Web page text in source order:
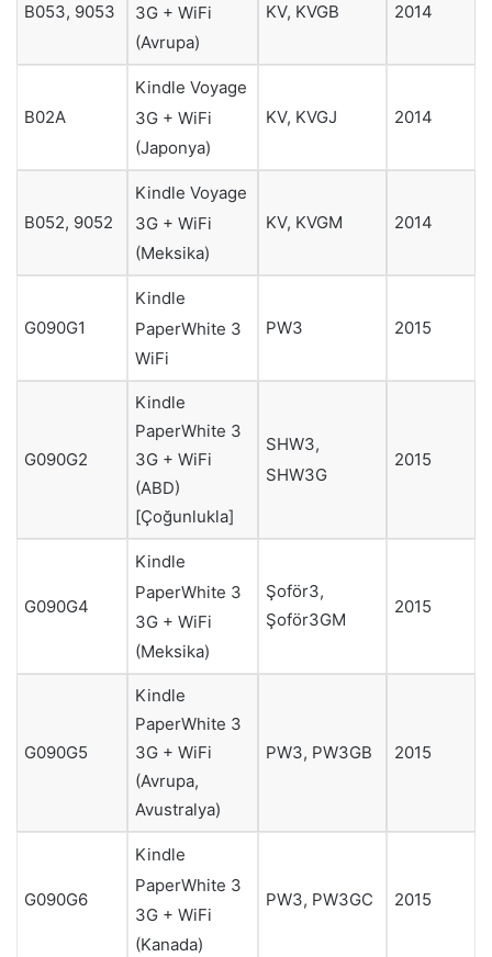
B053, 9053
3G + WiFi
(Avrupa)
KV, KVGB 2014
B02A
Kindle Voyage
3G + WiFi
(Japonya)
KV, KVGJ 2014
B052, 9052
Kindle Voyage
3G + WiFi
(Meksika)
KV, KVGM 2014
G090G1
Kindle
PaperWhite 3
WiFi
PW3 2015
G090G2
Kindle
PaperWhite 3
3G + WiFi
(ABD)
[Çoğunlukla]
SHW3,
SHW3G
2015
G090G4
Kindle
PaperWhite 3
3G + WiFi
(Meksika)
Şoför3,
Şoför3GM
2015
G090G5
Kindle
PaperWhite 3
3G + WiFi
(Avrupa,
Avustralya)
PW3, PW3GB 2015
G090G6
Kindle
PaperWhite 3
3G + WiFi
(Kanada)
PW3, PW3GC 2015